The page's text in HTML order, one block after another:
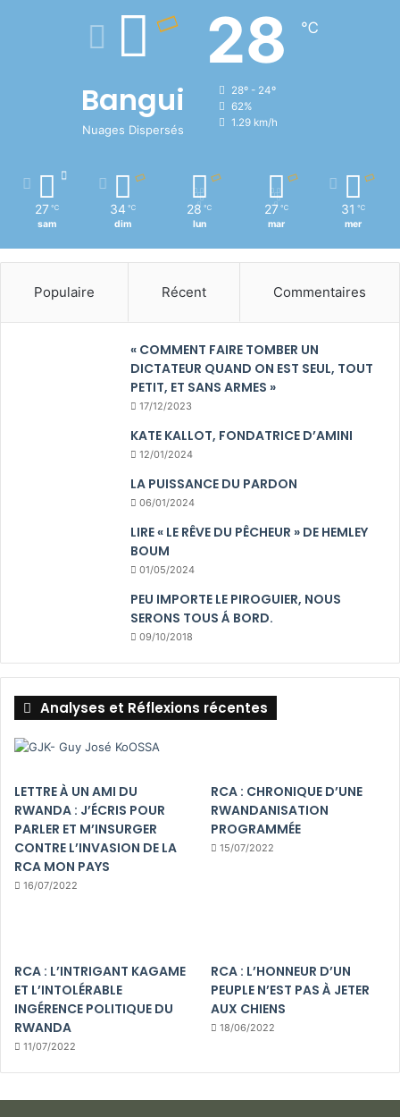
Bangui
Nuages Dispersés
28 ℃
28º - 24º
62%
1.29 km/h
27 ℃
sam
34 ℃
dim
28 ℃
lun
27 ℃
mar
31 ℃
mer
Populaire Récent Commentaires
« COMMENT FAIRE TOMBER UN
DICTATEUR QUAND ON EST SEUL, TOUT
PETIT, ET SANS ARMES »
17/12/2023
KATE KALLOT, FONDATRICE D’AMINI
12/01/2024
LA PUISSANCE DU PARDON
06/01/2024
LIRE « LE RÊVE DU PÊCHEUR » DE HEMLEY
BOUM
01/05/2024
PEU IMPORTE LE PIROGUIER, NOUS
SERONS TOUS Á BORD.
09/10/2018
Analyses et Réflexions récentes
LETTRE À UN AMI DU
RWANDA : J’ÉCRIS POUR
PARLER ET M’INSURGER
CONTRE L’INVASION DE LA
RCA MON PAYS
16/07/2022
RCA : CHRONIQUE D’UNE
RWANDANISATION
PROGRAMMÉE
15/07/2022
RCA : L’INTRIGANT KAGAME
ET L’INTOLÉRABLE
INGÉRENCE POLITIQUE DU
RWANDA
11/07/2022
RCA : L’HONNEUR D’UN
PEUPLE N’EST PAS À JETER
AUX CHIENS
18/06/2022